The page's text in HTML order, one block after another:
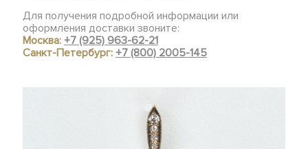
Для получения подробной информации или
оформления доставки звоните:
Москва:+7 (925) 963-62-21
Санкт-Петербург:+7 (800) 2005-145